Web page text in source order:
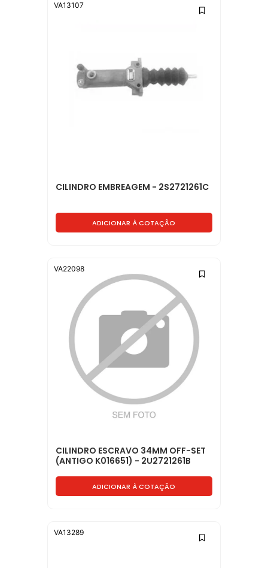
CILINDRO EMBREAGEM - 2S2721261C
ADICIONAR À COTAÇÃO
VA13107
CILINDRO ESCRAVO 34MM OFF-SET
(ANTIGO K016651) - 2U2721261B
ADICIONAR À COTAÇÃO
VA22098
VA13289